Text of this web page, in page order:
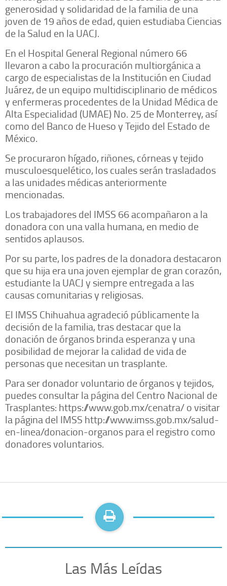
generosidad y solidaridad de la familia de una
joven de 19 años de edad, quien estudiaba Ciencias
de la Salud en la UACJ.
En el Hospital General Regional número 66
llevaron a cabo la procuración multiorgánica a
cargo de especialistas de la Institución en Ciudad
Juárez, de un equipo multidisciplinario de médicos
y enfermeras procedentes de la Unidad Médica de
Alta Especialidad (UMAE) No. 25 de Monterrey, así
como del Banco de Hueso y Tejido del Estado de
México.
Se procuraron hígado, riñones, córneas y tejido
musculoesquelético, los cuales serán trasladados
a las unidades médicas anteriormente
mencionadas.
Los trabajadores del IMSS 66 acompañaron a la
donadora con una valla humana, en medio de
sentidos aplausos.
Por su parte, los padres de la donadora destacaron
que su hija era una joven ejemplar de gran corazón,
estudiante la UACJ y siempre entregada a las
causas comunitarias y religiosas.
El IMSS Chihuahua agradeció públicamente la
decisión de la familia, tras destacar que la
donación de órganos brinda esperanza y una
posibilidad de mejorar la calidad de vida de
personas que necesitan un trasplante.
Para ser donador voluntario de órganos y tejidos,
puedes consultar la página del Centro Nacional de
Trasplantes: https://www.gob.mx/cenatra/ o visitar
la página del IMSS http://www.imss.gob.mx/salud-
en-linea/donacion-organos para el registro como
donadores voluntarios.
Las Más Leídas